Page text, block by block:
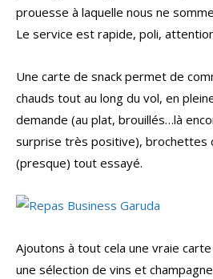
prouesse à laquelle nous ne
Le service est rapide, poli,
Une carte de snack permet de
chauds tout au long du vol, en
demande (au plat, brouillés…là
surprise très positive), brochettes
(presque) tout essayé.
Ajoutons à tout cela une vraie
une sélection de vins et